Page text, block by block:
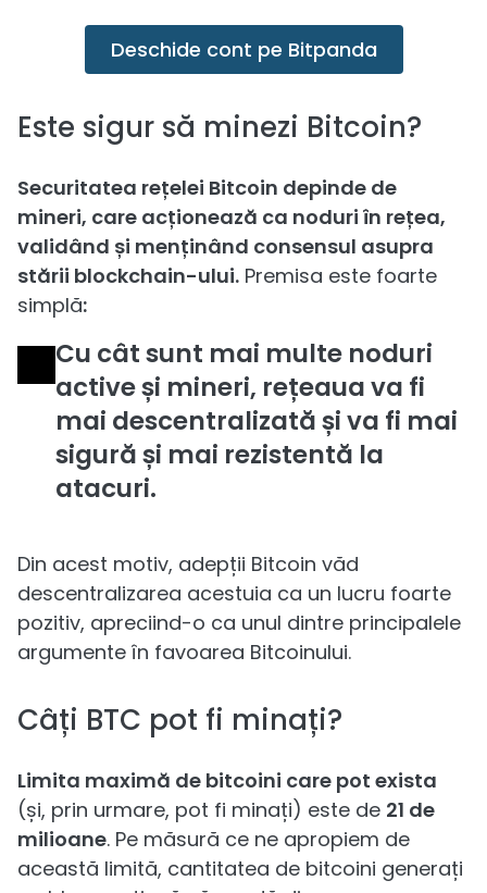
Deschide cont pe Bitpanda
Este sigur să minezi Bitcoin?
Securitatea rețelei Bitcoin depinde de
mineri, care acționează ca noduri în rețea,
validând și menținând consensul asupra
stării blockchain-ului. Premisa este foarte
simplă:
Cu cât sunt mai multe noduri
active și mineri, rețeaua va fi
mai descentralizată și va fi mai
sigură și mai rezistentă la
atacuri.
Din acest motiv, adepții Bitcoin văd
descentralizarea acestuia ca un lucru foarte
pozitiv, apreciind-o ca unul dintre principalele
argumente în favoarea Bitcoinului.
Câți BTC pot fi minați?
Limita maximă de bitcoini care pot exista
(și, prin urmare, pot fi minați) este de 21 de
milioane. Pe măsură ce ne apropiem de
această limită, cantitatea de bitcoini generați